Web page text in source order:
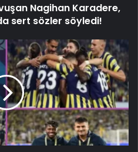
Nagihan Karadere,
sert sözler söyledi!